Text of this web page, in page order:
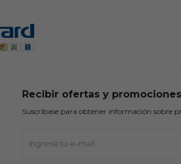
Recibir ofertas y promociones
Suscríbase para obtener información sobre